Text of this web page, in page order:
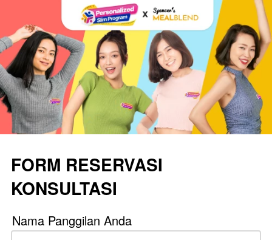
FORM RESERVASI
KONSULTASI
Nama Panggilan Anda